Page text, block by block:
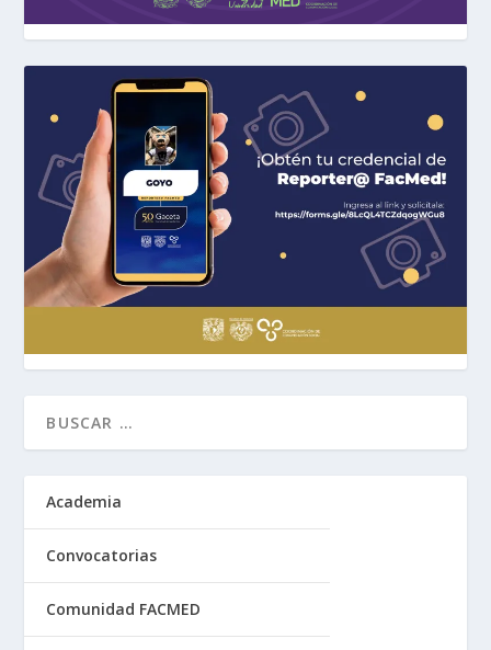
Academia
Convocatorias
Comunidad FACMED